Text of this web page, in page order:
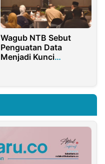
Wagub NTB Sebut
Penguatan Data
Menjadi Kunci